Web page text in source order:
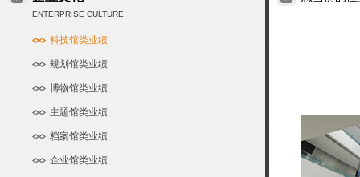
ENTERPRISE CULTURE
科技馆类业绩
规划馆类业绩
博物馆类业绩
主题馆类业绩
档案馆类业绩
企业馆类业绩